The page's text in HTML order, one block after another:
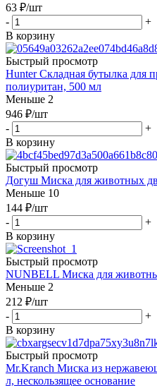
63 ₽/шт
-
+
В корзину
Быстрый просмотр
Hunter Складная бутылка для
полиуритан, 500 мл
Меньше 2
946 ₽/шт
-
+
В корзину
Быстрый просмотр
Догуш Миска для животных
Меньше 10
144 ₽/шт
-
+
В корзину
Быстрый просмотр
NUNBELL Миска для
Меньше 2
212 ₽/шт
-
+
В корзину
Быстрый просмотр
Mr.Kranch Миска из
л, нескользящее основание